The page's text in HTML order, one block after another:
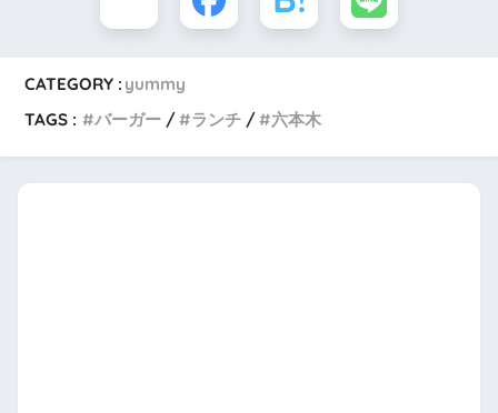
CATEGORY : yummy
TAGS :
バーガー ランチ 六本木